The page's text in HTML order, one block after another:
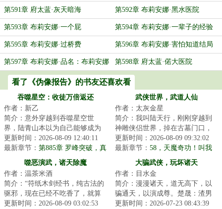
事
第591章 府太蓝·灰天暗海 第592章 布莉安娜·黑水医院
第593章 布莉安娜·一个屁 第594章 布莉安娜·一辈子的经验
第595章 布莉安娜·过桥费 第596章 布莉安娜·害怕知道结局
第597章 布莉安娜·品名：布莉安娜 第598章 府太蓝·偌大医院
看了《伪像报告》的书友还喜欢看
吞噬星空：收徒万倍返还
作者：新乙
简介：意外穿越到吞噬星空世
界，陆青山本以为自己能够成为
强者，不曾想九万年依旧还是宇
宙九阶。就在大限...
更新时间：2026-08-09 12:40:11
最新章节： 第885章 罗峰突破，真
衍之主
武侠世界，武道人仙
作者：太灰金星
简介：我叫陆天行，刚刚穿越到
神雕侠侣世界，掉在古墓门口，
被小龙女捡到。坏消息：穿越时
身体变异，无法...
更新时间：2026-08-09 09:32:02
最新章节： 58，天魔奇功！叫我
美仙【9K求月票！】
噬恶演武，诸天除魔
作者：温茶米酒
简介：“符纸木剑经书，纯古法的
驱邪，现在已经不吃香了，就算
术士出门，都得带个二百斤的香
更新时间：2026-08-09 03:02:53
大骗武侠，玩坏诸天
作者：目水金
简介：漫漫诸天，道无高下，以
骗通天，以演成尊。楚晟：渣男
渣女是我，大侠魔头是我，纯情
更新时间：2026-07-23 08:43:39